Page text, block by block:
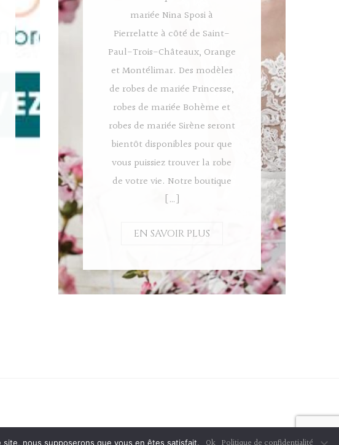
mariée Nina Sposi à
Pierrelatte à côté de Saint-
Paul-Trois-Châteaux, Orange
et Montélimar. Des modèles
de robes de mariée Princesse,
robes de mariée Bohème et
robes de mariée Sirène seront
bientôt disponibles pour que
vous puissiez trouver la robe
de votre vie. Notre boutique
[…]
EN SAVOIR PLUS
nous supposerons que vous en êtes satisfait.